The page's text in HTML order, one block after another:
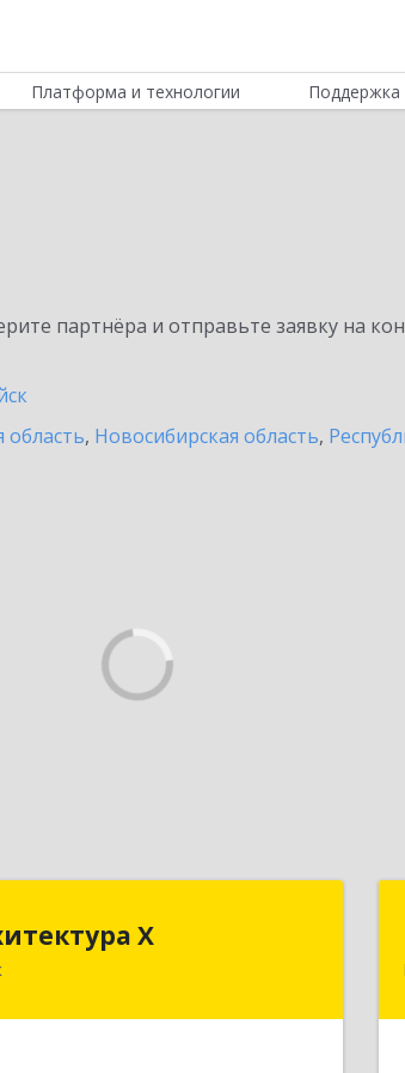
Платформа и технологии Поддержка
партнёра и отправьте заявку на
область, Новосибирская область,
Х